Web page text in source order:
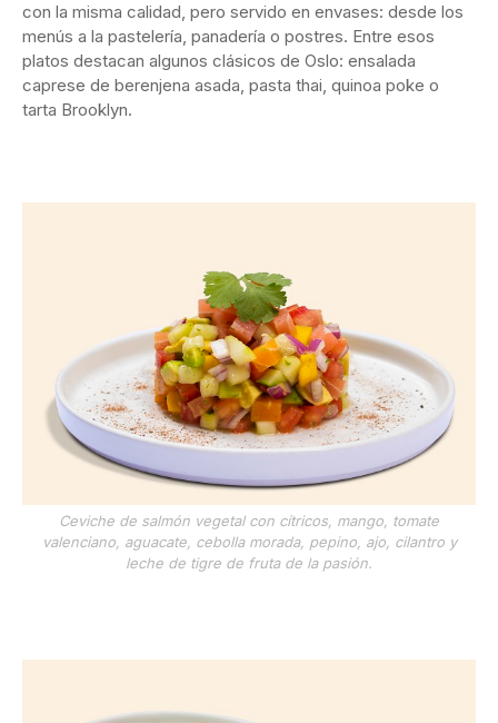
con la misma calidad, pero servido en envases: desde los
menús a la pastelería, panadería o postres. Entre esos
platos destacan algunos clásicos de Oslo: ensalada
caprese de berenjena asada, pasta thai, quinoa poke o
tarta Brooklyn.
Ceviche de salmón vegetal con cítricos, mango, tomate
valenciano, aguacate, cebolla morada, pepino, ajo, cilantro y
leche de tigre de fruta de la pasión.